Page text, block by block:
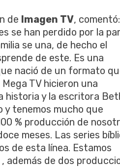
de Imagen TV, comentó:
se han perdido por la
se una, de hecho el
de este. Es una
nació de un formato
TV hicieron una
historia y la escritora
y tenemos mucho que
% producción de
meses. Las series
de esta línea. Estamos
además de dos